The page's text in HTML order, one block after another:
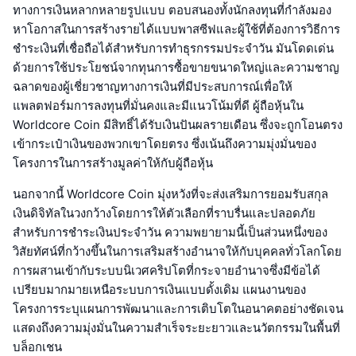
ทางการเงินหลากหลายรูปแบบ ตอบสนองทั้งนักลงทุนที่กำลังมอง
หาโอกาสในการสร้างรายได้แบบพาสซีฟและผู้ใช้ที่ต้องการวิธีการ
ชำระเงินที่เชื่อถือได้สำหรับการทำธุรกรรมประจำวัน มันโดดเด่น
ด้วยการใช้ประโยชน์จากทุนการซื้อขายขนาดใหญ่และความชาญ
ฉลาดของผู้เชี่ยวชาญทางการเงินที่มีประสบการณ์เพื่อให้
แพลตฟอร์มการลงทุนที่มั่นคงและมีแนวโน้มที่ดี ผู้ถือหุ้นใน
Worldcore Coin มีสิทธิ์ได้รับเงินปันผลรายเดือน ซึ่งจะถูกโอนตรง
เข้ากระเป๋าเงินของพวกเขาโดยตรง ซึ่งเน้นถึงความมุ่งมั่นของ
โครงการในการสร้างมูลค่าให้กับผู้ถือหุ้น
นอกจากนี้ Worldcore Coin มุ่งหวังที่จะส่งเสริมการยอมรับสกุล
เงินดิจิทัลในวงกว้างโดยการให้ตัวเลือกที่ราบรื่นและปลอดภัย
สำหรับการชำระเงินประจำวัน ความพยายามนี้เป็นส่วนหนึ่งของ
วิสัยทัศน์ที่กว้างขึ้นในการเสริมสร้างอำนาจให้กับบุคคลทั่วโลกโดย
การผสานเข้ากับระบบนิเวศคริปโตที่กระจายอำนาจซึ่งมีข้อได้
เปรียบมากมายเหนือระบบการเงินแบบดั้งเดิม แผนงานของ
โครงการระบุแผนการพัฒนาและการเติบโตในอนาคตอย่างชัดเจน
แสดงถึงความมุ่งมั่นในความสำเร็จระยะยาวและนวัตกรรมในพื้นที่
บล็อกเชน